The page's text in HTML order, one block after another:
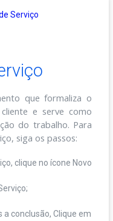
Serviço
que formaliza o
e serve como
do trabalho. Para
siga os passos:
clique no ícone Novo
a conclusão, Clique em